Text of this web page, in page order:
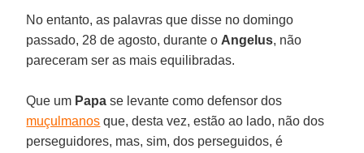
No entanto, as palavras que disse no domingo
passado, 28 de agosto, durante o Angelus, não
pareceram ser as mais equilibradas.
Que um Papa se levante como defensor dos
muçulmanos que, desta vez, estão ao lado, não dos
perseguidores, mas, sim, dos perseguidos, é